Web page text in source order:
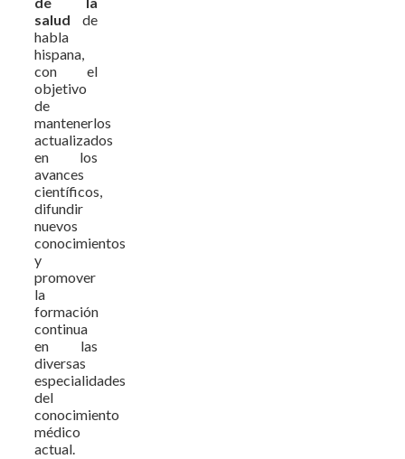
salud de
habla
hispana,
con el
objetivo
de
mantenerlos
actualizados
en los
avances
científicos,
difundir
nuevos
conocimientos
y
promover
la
formación
continua
en las
diversas
especialidades
del
conocimiento
médico
actual.